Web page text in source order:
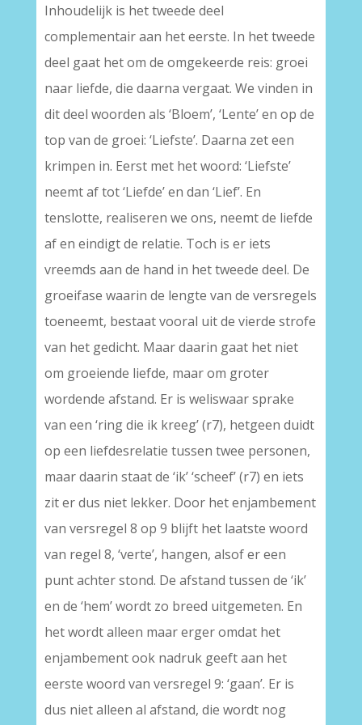
Inhoudelijk is het tweede deel
complementair aan het eerste. In het tweede
deel gaat het om de omgekeerde reis: groei
naar liefde, die daarna vergaat. We vinden in
dit deel woorden als ‘Bloem’, ‘Lente’ en op de
top van de groei: ‘Liefste’. Daarna zet een
krimpen in. Eerst met het woord: ‘Liefste’
neemt af tot ‘Liefde’ en dan ‘Lief’. En
tenslotte, realiseren we ons, neemt de liefde
af en eindigt de relatie. Toch is er iets
vreemds aan de hand in het tweede deel. De
groeifase waarin de lengte van de versregels
toeneemt, bestaat vooral uit de vierde strofe
van het gedicht. Maar daarin gaat het niet
om groeiende liefde, maar om groter
wordende afstand. Er is weliswaar sprake
van een ‘ring die ik kreeg’ (r7), hetgeen duidt
op een liefdesrelatie tussen twee personen,
maar daarin staat de ‘ik’ ‘scheef’ (r7) en iets
zit er dus niet lekker. Door het enjambement
van versregel 8 op 9 blijft het laatste woord
van regel 8, ‘verte’, hangen, alsof er een
punt achter stond. De afstand tussen de ‘ik’
en de ‘hem’ wordt zo breed uitgemeten. En
het wordt alleen maar erger omdat het
enjambement ook nadruk geeft aan het
eerste woord van versregel 9: ‘gaan’. Er is
dus niet alleen al afstand, die wordt nog